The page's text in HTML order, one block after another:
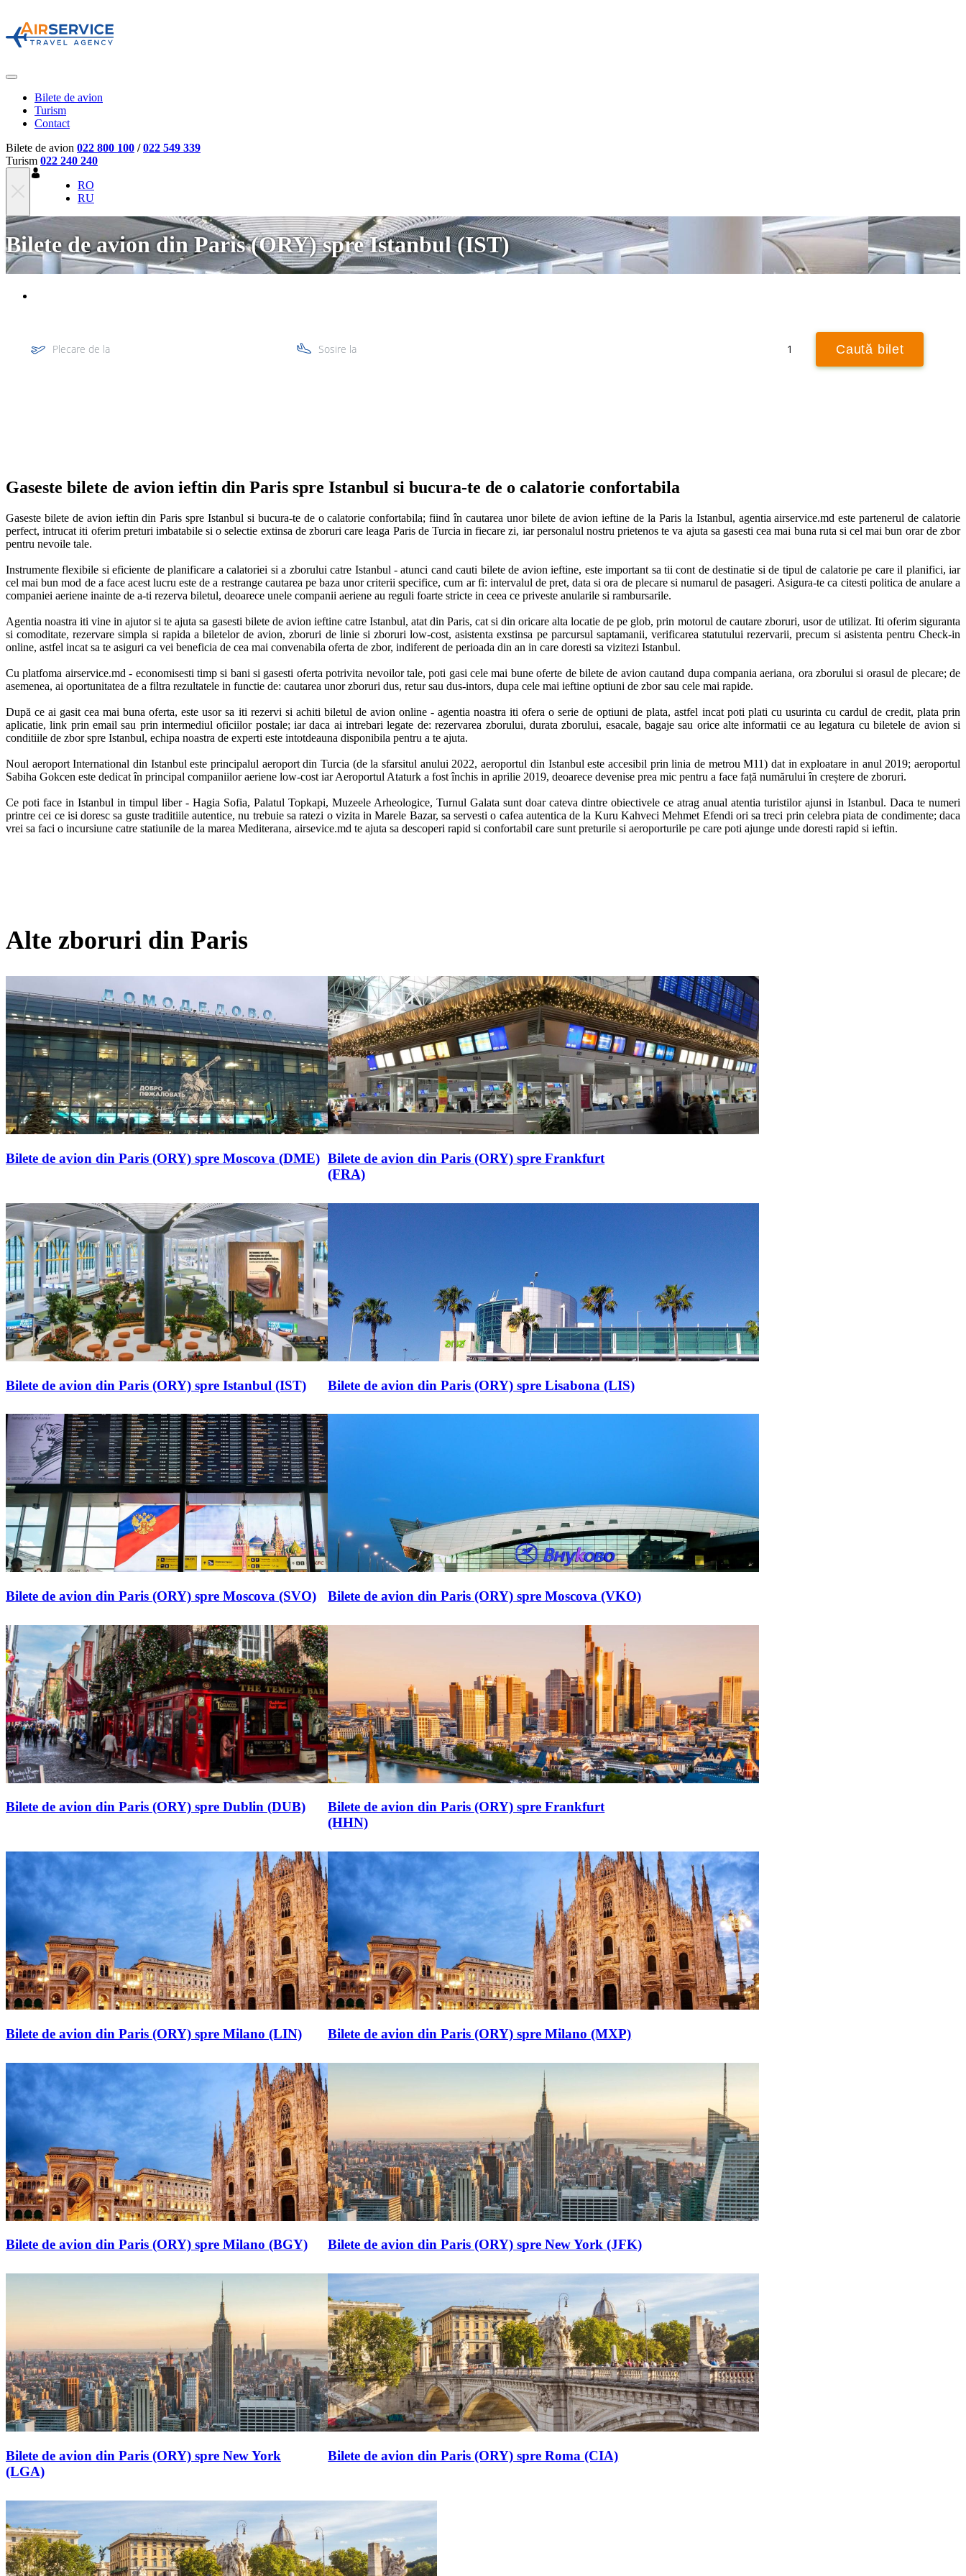
Bilete de avion
Turism
Contact
Bilete de avion 022 800 100 /022 549 339
Turism 022 240 240
RO
RU
Bilete de avion din Paris (ORY) spre Istanbul (IST)
Plecare de la Sosire la 1 Caută bilet
Gaseste bilete de avion ieftin din Paris spre Istanbul si bucura-te de o calatorie confortabila
Gaseste bilete de avion ieftin din Paris spre Istanbul si bucura-te de o calatorie confortabila; fiind în cautarea unor bilete de avion ieftine de la Paris la Istanbul, agentia airservice.md este partenerul de calatorie
perfect, intrucat iti oferim preturi imbatabile si o selectie extinsa de zboruri care leaga Paris de Turcia in fiecare zi, iar personalul nostru prietenos te va ajuta sa gasesti cea mai buna ruta si cel mai bun orar de zbor
pentru nevoile tale.
Instrumente flexibile si eficiente de planificare a calatoriei si a zborului catre Istanbul - atunci cand cauti bilete de avion ieftine, este important sa tii cont de destinatie si de tipul de calatorie pe care il planifici, iar
cel mai bun mod de a face acest lucru este de a restrange cautarea pe baza unor criterii specifice, cum ar fi: intervalul de pret, data si ora de plecare si numarul de pasageri. Asigura-te ca citesti politica de anulare a
companiei aeriene inainte de a-ti rezerva biletul, deoarece unele companii aeriene au reguli foarte stricte in ceea ce priveste anularile si rambursarile.
Agentia noastra iti vine in ajutor si te ajuta sa gasesti bilete de avion ieftine catre Istanbul, atat din Paris, cat si din oricare alta locatie de pe glob, prin motorul de cautare zboruri, usor de utilizat. Iti oferim siguranta
si comoditate, rezervare simpla si rapida a biletelor de avion, zboruri de linie si zboruri low-cost, asistenta exstinsa pe parcursul saptamanii, verificarea statutului rezervarii, precum si asistenta pentru Check-in
online, astfel incat sa te asiguri ca vei beneficia de cea mai convenabila oferta de zbor, indiferent de perioada din an in care doresti sa vizitezi Istanbul.
Cu platfoma airservice.md - economisesti timp si bani si gasesti oferta potrivita nevoilor tale, poti gasi cele mai bune oferte de bilete de avion cautand dupa compania aeriana, ora zborului si orasul de plecare; de
asemenea, ai oportunitatea de a filtra rezultatele in functie de: cautarea unor zboruri dus, retur sau dus-intors, dupa cele mai ieftine optiuni de zbor sau cele mai rapide.
După ce ai gasit cea mai buna oferta, este usor sa iti rezervi si achiti biletul de avion online - agentia noastra iti ofera o serie de optiuni de plata, astfel incat poti plati cu usurinta cu cardul de credit, plata prin
aplicatie, link prin email sau prin intermediul oficiilor postale; iar daca ai intrebari legate de: rezervarea zborului, durata zborului, esacale, bagaje sau orice alte informatii ce au legatura cu biletele de avion si
conditiile de zbor spre Istanbul, echipa noastra de experti este intotdeauna disponibila pentru a te ajuta.
Noul aeroport International din Istanbul este principalul aeroport din Turcia (de la sfarsitul anului 2022, aeroportul din Istanbul este accesibil prin linia de metrou M11) dat in exploatare in anul 2019; aeroportul
Sabiha Gokcen este dedicat în principal companiilor aeriene low-cost iar Aeroportul Ataturk a fost închis in aprilie 2019, deoarece devenise prea mic pentru a face față numărului în creștere de zboruri.
Ce poti face in Istanbul in timpul liber - Hagia Sofia, Palatul Topkapi, Muzeele Arheologice, Turnul Galata sunt doar cateva dintre obiectivele ce atrag anual atentia turistilor ajunsi in Istanbul. Daca te numeri
printre cei ce isi doresc sa guste traditiile autentice, nu trebuie sa ratezi o vizita in Marele Bazar, sa servesti o cafea autentica de la Kuru Kahveci Mehmet Efendi ori sa treci prin celebra piata de condimente; daca
vrei sa faci o incursiune catre statiunile de la marea Mediterana, airsevice.md te ajuta sa descoperi rapid si confortabil care sunt preturile si aeroporturile pe care poti ajunge unde doresti rapid si ieftin.
Alte zboruri din Paris
Bilete de avion din Paris (ORY) spre Moscova (DME) Bilete de avion din Paris (ORY) spre Frankfurt
(FRA)
Bilete de avion din Paris (ORY) spre Istanbul (IST) Bilete de avion din Paris (ORY) spre Lisabona (LIS)
Bilete de avion din Paris (ORY) spre Moscova (SVO) Bilete de avion din Paris (ORY) spre Moscova (VKO)
Bilete de avion din Paris (ORY) spre Dublin (DUB)
Bilete de avion din Paris (ORY) spre Frankfurt
(HHN)
Bilete de avion din Paris (ORY) spre Milano (LIN) Bilete de avion din Paris (ORY) spre Milano (MXP)
Bilete de avion din Paris (ORY) spre Milano (BGY) Bilete de avion din Paris (ORY) spre New York (JFK)
Bilete de avion din Paris (ORY) spre New York
(LGA)
Bilete de avion din Paris (ORY) spre Roma (CIA)